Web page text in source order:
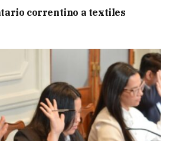
correntino a textiles